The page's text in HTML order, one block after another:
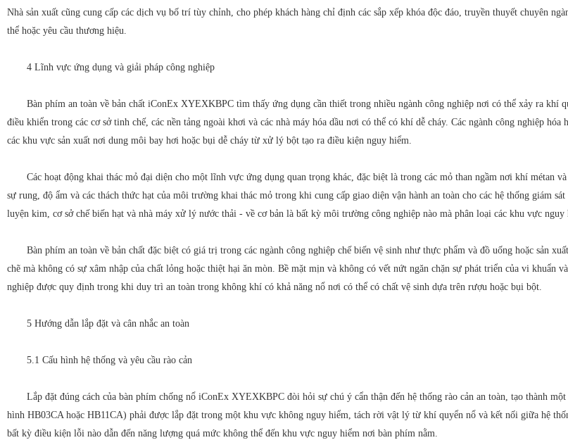
Nhà sản xuất cũng cung cấp các dịch vụ bố trí tùy chỉnh, cho phép khách hàng chỉ định các sắp xếp khóa độc đáo, truyền thuyết chuyên
thể hoặc yêu cầu thương hiệu.
4 Lĩnh vực ứng dụng và giải pháp công nghiệp
Bàn phím an toàn về bản chất iConEx XYEXKBPC tìm thấy ứng dụng cần thiết trong nhiều ngành công nghiệp nơi có thể xảy ra
điều khiển trong các cơ sở tinh chế, các nền tảng ngoài khơi và các nhà máy hóa dầu nơi có thể có khí dễ cháy. Các ngành công nghiệp
các khu vực sản xuất nơi dung môi bay hơi hoặc bụi dễ cháy từ xử lý bột tạo ra điều kiện nguy hiểm.
Các hoạt động khai thác mỏ đại diện cho một lĩnh vực ứng dụng quan trọng khác, đặc biệt là trong các mỏ than ngầm nơi khí métan
sự rung, độ ẩm và các thách thức hạt của môi trường khai thác mỏ trong khi cung cấp giao diện vận hành an toàn cho các hệ thống giám
luyện kim, cơ sở chế biến hạt và nhà máy xử lý nước thải - về cơ bản là bất kỳ môi trường công nghiệp nào mà phân loại các khu vực nguy
Bàn phím an toàn về bản chất đặc biệt có giá trị trong các ngành công nghiệp chế biến vệ sinh như thực phẩm và đồ uống hoặc sản
chẽ mà không có sự xâm nhập của chất lỏng hoặc thiệt hại ăn mòn. Bề mặt mịn và không có vết nứt ngăn chặn sự phát triển của vi khuẩn
nghiệp được quy định trong khi duy trì an toàn trong không khí có khả năng nổ nơi có thể có chất vệ sinh dựa trên rượu hoặc bụi bột.
5 Hướng dẫn lắp đặt và cân nhắc an toàn
5.1 Cấu hình hệ thống và yêu cầu rào cản
Lắp đặt đúng cách của bàn phím chống nổ iConEx XYEXKBPC đòi hỏi sự chú ý cẩn thận đến hệ thống rào cản an toàn, tạo thành
hình HB03CA hoặc HB11CA) phải được lắp đặt trong một khu vực không nguy hiểm, tách rời vật lý từ khí quyển nổ và kết nối giữa hệ
bất kỳ điều kiện lỗi nào dẫn đến năng lượng quá mức không thể đến khu vực nguy hiểm nơi bàn phím nằm.